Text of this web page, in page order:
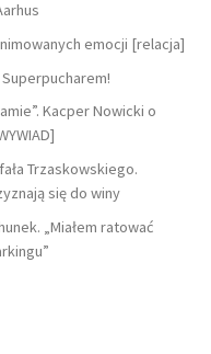
emocji [relacja]
Kacper Nowicki o
Trzaskowskiego.
się do winy
„Miałem ratować